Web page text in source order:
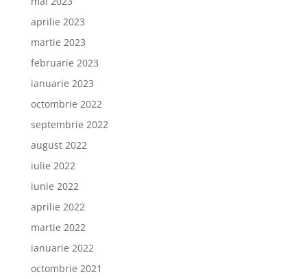
aprilie 2023
martie 2023
februarie 2023
ianuarie 2023
octombrie 2022
septembrie 2022
august 2022
iulie 2022
iunie 2022
aprilie 2022
martie 2022
ianuarie 2022
octombrie 2021